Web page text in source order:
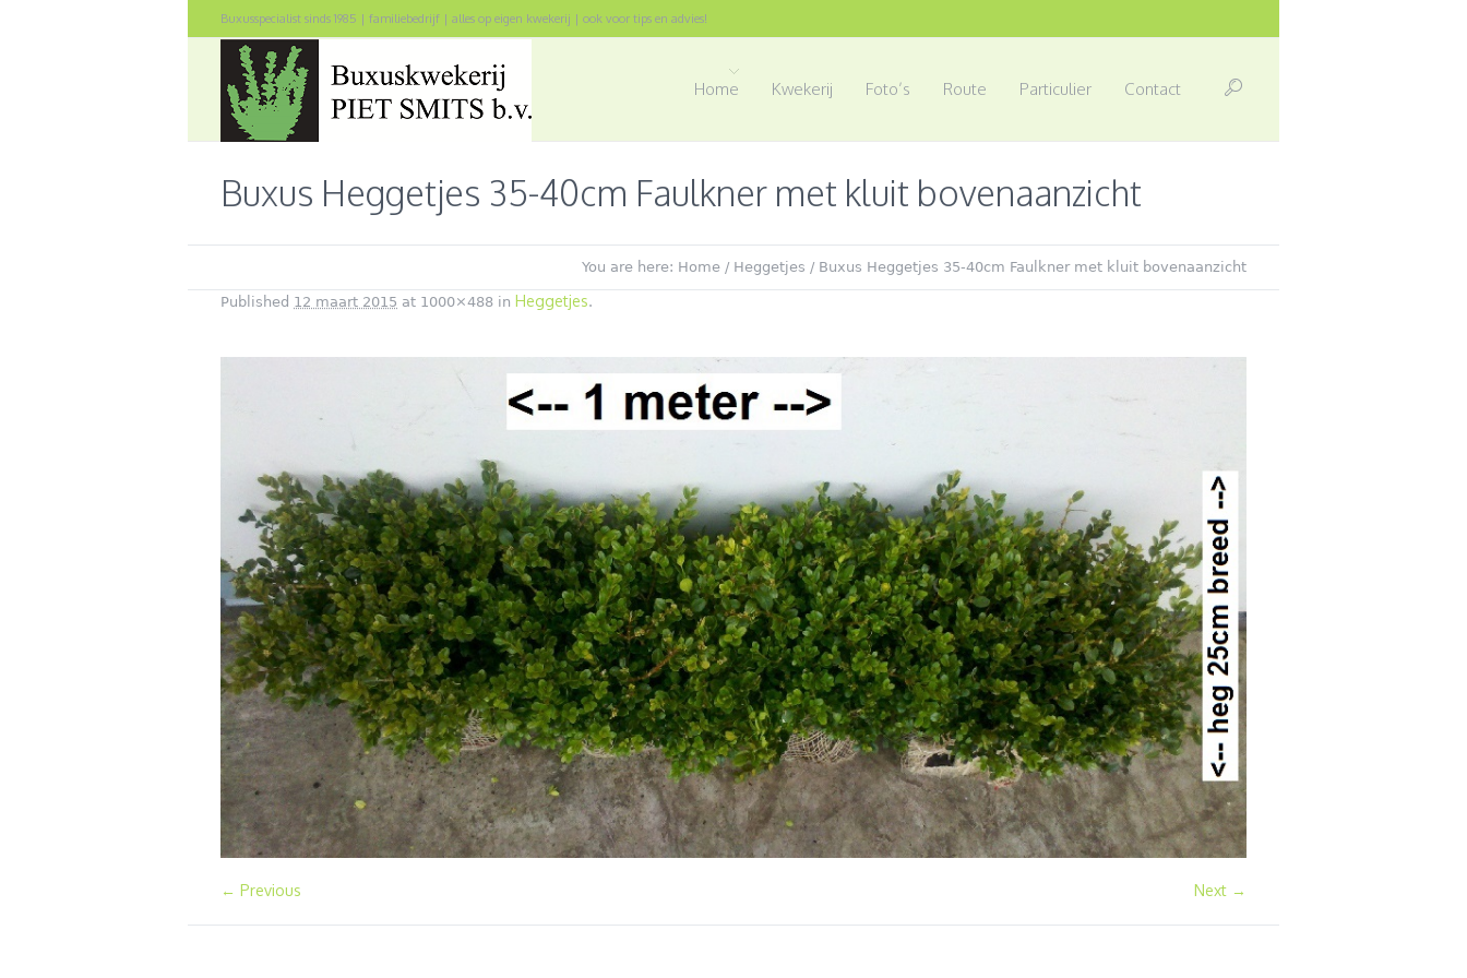
Buxusspecialist sinds 1985 | familiebedrijf | alles op eigen kwekerij | ook voor tips en advies!
Home Kwekerij Foto’s Route Particulier Contact
Buxus Heggetjes 35-40cm Faulkner met kluit bovenaanzicht
You are here: Home / Heggetjes / Buxus Heggetjes 35-40cm Faulkner met kluit bovenaanzicht
Published 12 maart 2015 at 1000×488 in Heggetjes.
← Previous Next →